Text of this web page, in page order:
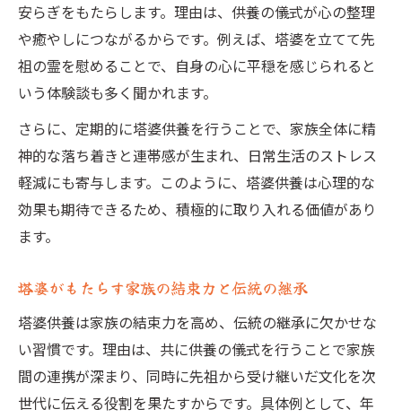
安らぎをもたらします。理由は、供養の儀式が心の整理
や癒やしにつながるからです。例えば、塔婆を立てて先
祖の霊を慰めることで、自身の心に平穏を感じられると
いう体験談も多く聞かれます。
さらに、定期的に塔婆供養を行うことで、家族全体に精
神的な落ち着きと連帯感が生まれ、日常生活のストレス
軽減にも寄与します。このように、塔婆供養は心理的な
効果も期待できるため、積極的に取り入れる価値があり
ます。
塔婆がもたらす家族の結束力と伝統の継承
塔婆供養は家族の結束力を高め、伝統の継承に欠かせな
い習慣です。理由は、共に供養の儀式を行うことで家族
間の連携が深まり、同時に先祖から受け継いだ文化を次
世代に伝える役割を果たすからです。具体例として、年